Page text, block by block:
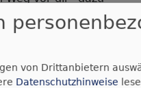
nicht aufzugeben,
zu schöpfen.
Verantwortung
von Drittanbietern
Datenschutzhinweise